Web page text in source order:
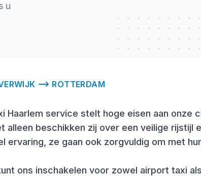
u
ROTTERDAM
Haarlem service stelt hoge eisen aan onze
alleen beschikken zij over een veilige rijstijl
ervaring, ze gaan ook zorgvuldig om met
ons inschakelen voor zowel airport taxi